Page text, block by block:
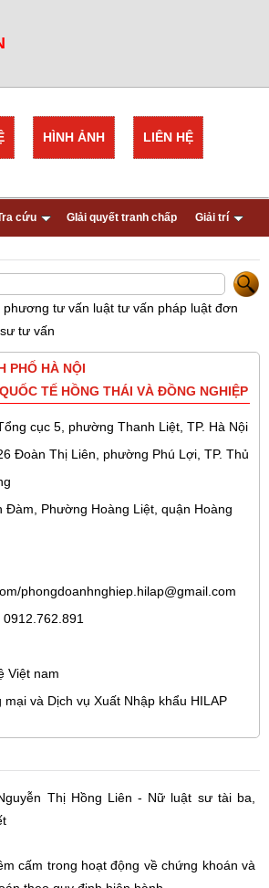
LIÊN HỆ
HÌNH ẢNH
cứu GIải quyết tranh chấp Giải trí
tư vấn luật tư vấn pháp luật đơn
tư vấn
PHỐ HÀ NỘI
TẾ HỒNG THÁI VÀ ĐỒNG NGHIỆP
cục 5, phường Thanh Liệt, TP. Hà Nội
Đoàn Thị Liên, phường Phú Lợi, TP. Thủ
Đàm, Phường Hoàng Liệt, quận Hoàng
phongdoanhnghiep.hilap@gmail.com
Việt nam
và Dịch vụ Xuất Nhập khẩu HILAP
Thị Hồng Liên - Nữ luật sư tài ba,
cấm trong hoạt động về chứng khoán và